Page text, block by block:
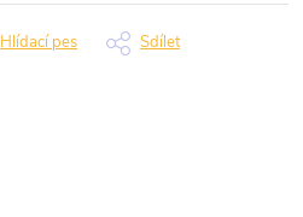
Hlídací pes Sdílet